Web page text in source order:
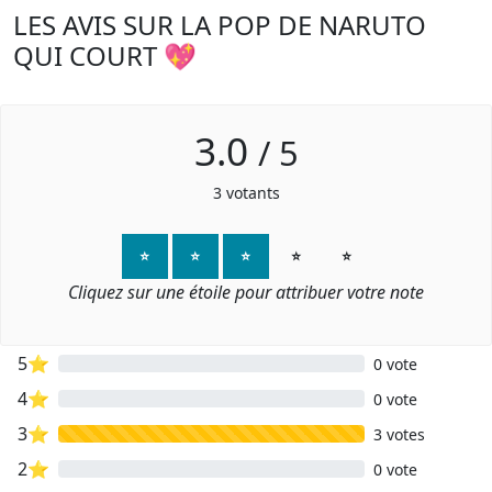
LES AVIS SUR LA POP DE NARUTO
QUI COURT 💖
3.0 / 5
3votants
⭐ ⭐ ⭐ ⭐ ⭐
Cliquez sur une étoile pour attribuer votre note
5⭐ 0 vote
4⭐ 0 vote
3⭐ 3 votes
2⭐ 0 vote